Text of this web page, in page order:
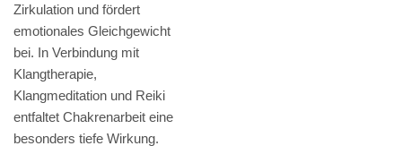
Zirkulation und fördert
emotionales Gleichgewicht
bei. In Verbindung mit
Klangtherapie,
Klangmeditation und Reiki
entfaltet Chakrenarbeit eine
besonders tiefe Wirkung.